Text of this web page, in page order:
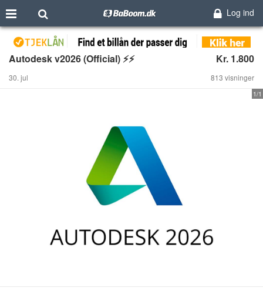
Log ind
Autodesk v2026 (Official) ⚡️⚡️ Kr. 1.800
30. jul 813 visninger
1/1